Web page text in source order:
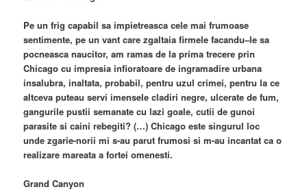
Pe un frig capabil sa impietreasca cele mai frumoase
sentimente, pe un vant care zgaltaia firmele facandu–le sa
pocneasca naucitor, am ramas de la prima trecere prin
Chicago cu impresia infioratoare de ingramadire urbana
insalubra, inaltata, probabil, pentru uzul crimei, pentru la ce
altceva puteau servi imensele cladiri negre, ulcerate de fum,
gangurile pustii semanate cu lazi goale, cutii de gunoi
parasite si caini rebegiti? (…) Chicago este singurul loc
unde zgarie-norii mi s-au parut frumosi si m-au incantat ca o
realizare mareata a fortei omenesti.
Grand Canyon